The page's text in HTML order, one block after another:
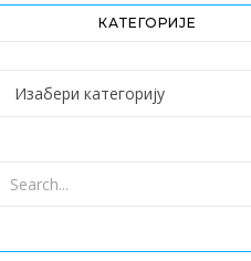
КАТЕГОРИЈЕ
Категорије